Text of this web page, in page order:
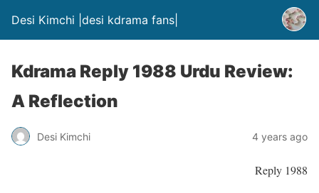
Desi Kimchi |desi kdrama fans|
Kdrama Reply 1988 Urdu Review:
A Reflection
Desi Kimchi 4 years ago
Reply 1988